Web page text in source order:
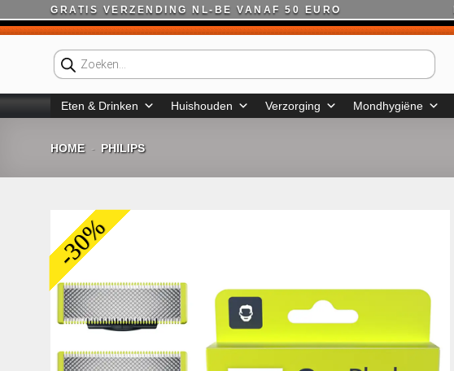
naar
GRATIS VERZENDING NL-BE VANAF 50 EURO
Producten
zoeken
Eten & Drinken Huishouden Verzorging Mondhygiëne
HOME - PHILIPS
-30%